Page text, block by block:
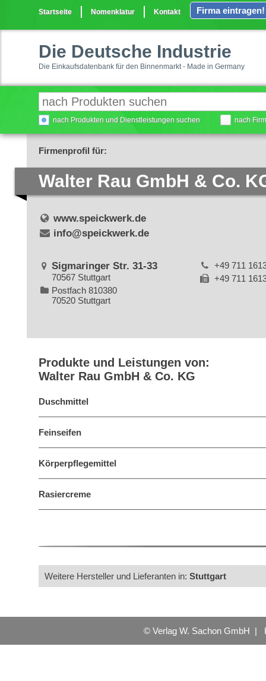
Startseite Nomenklatur Kontakt Firma eintragen!
Die Deutsche Industrie
Die Einkaufsdatenbank für den Binnenmarkt - Made in Germany
nach Produkten und Dienstleistungen suchen nach
Firmenprofil für:
Walter Rau GmbH & Co.
www.speickwerk.de
info@speickwerk.de
Sigmaringer Str. 31-33
70567 Stuttgart
Postfach 810380
70520 Stuttgart
+49 711
+49 711
Produkte und Leistungen von:
Walter Rau GmbH & Co. KG
Duschmittel
Feinseifen
Körperpflegemittel
Rasiercreme
Weitere Hersteller und Lieferanten in: Stuttgart
© Verlag W. Sachon GmbH |